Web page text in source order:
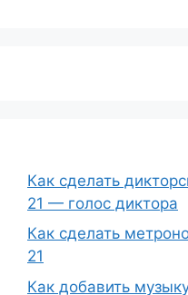
Как сделать
21 — голос диктора
Как сделать
21
Как добавить